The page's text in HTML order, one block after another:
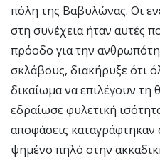
πόλη της Βαβυλώνας. Οι
στη συνέχεια ήταν αυτές
πρόοδο για την
σκλάβους, διακήρυξε ότι
δικαίωμα να επιλέγουν τη
εδραίωσε φυλετική
αποφάσεις καταγράφτηκαν
ψημένο πηλό στην